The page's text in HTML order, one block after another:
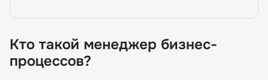
Кто такой менеджер бизнес-процессов?
Чем занимается специалист по бизнес
Кто такой менеджер бизнес-
процессов?